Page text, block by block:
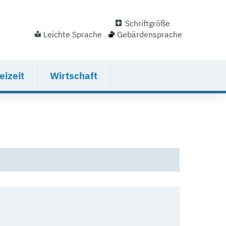
Schriftgröße
Leichte Sprache
Gebärdensprache
Wirtschaft